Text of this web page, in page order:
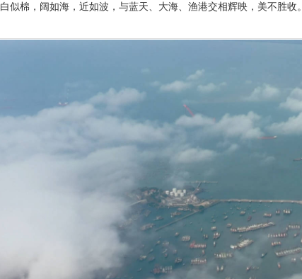
似棉，阔如海，近如波，与蓝天、大海、渔港交相辉映，美不胜收。